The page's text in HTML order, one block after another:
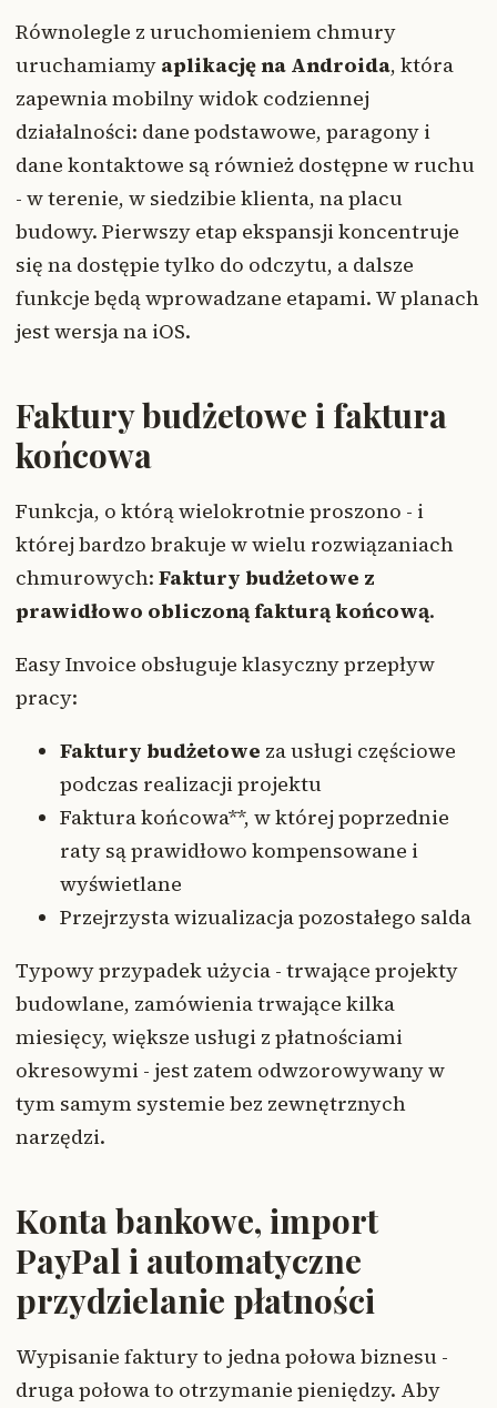
Równolegle z uruchomieniem chmury
uruchamiamy aplikację na Androida, która
zapewnia mobilny widok codziennej
działalności: dane podstawowe, paragony i
dane kontaktowe są również dostępne w ruchu
- w terenie, w siedzibie klienta, na placu
budowy. Pierwszy etap ekspansji koncentruje
się na dostępie tylko do odczytu, a dalsze
funkcje będą wprowadzane etapami. W planach
jest wersja na iOS.
Faktury budżetowe i faktura
końcowa
Funkcja, o którą wielokrotnie proszono - i
której bardzo brakuje w wielu rozwiązaniach
chmurowych: Faktury budżetowe z
prawidłowo obliczoną fakturą końcową.
Easy Invoice obsługuje klasyczny przepływ
pracy:
Faktury budżetowe za usługi częściowe
podczas realizacji projektu
Faktura końcowa**, w której poprzednie
raty są prawidłowo kompensowane i
wyświetlane
Przejrzysta wizualizacja pozostałego salda
Typowy przypadek użycia - trwające projekty
budowlane, zamówienia trwające kilka
miesięcy, większe usługi z płatnościami
okresowymi - jest zatem odwzorowywany w
tym samym systemie bez zewnętrznych
narzędzi.
Konta bankowe, import
PayPal i automatyczne
przydzielanie płatności
Wypisanie faktury to jedna połowa biznesu -
druga połowa to otrzymanie pieniędzy. Aby